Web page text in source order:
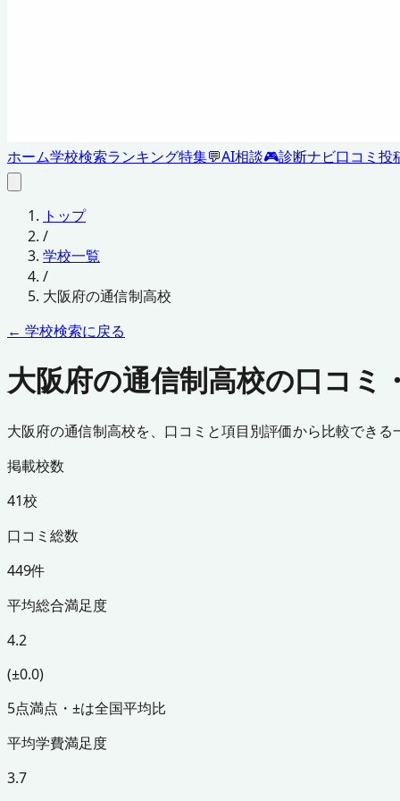
ホーム学校検索ランキング特集💬AI相談🎮診断ナビ口コミ投
トップ
/
学校一覧
/
大阪府の通信制高校
← 学校検索に戻る
大阪府の通信制高校の口コミ
大阪府の通信制高校を、口コミと項目別評価から比較できる
掲載校数
41校
口コミ総数
449件
平均総合満足度
4.2
(±0.0)
5点満点・±は全国平均比
平均学費満足度
3.7